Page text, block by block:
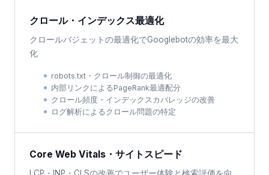
クロール・インデックス最適化
クロールバジェットの最適化でGooglebotの効率を最大
化
robots.txt・クロール制御の最適化
内部リンクによるPageRank最適配分
クロール頻度・インデックスカバレッジの改善
ログ解析によるクロール問題の特定
Core Web Vitals・サイトスピード